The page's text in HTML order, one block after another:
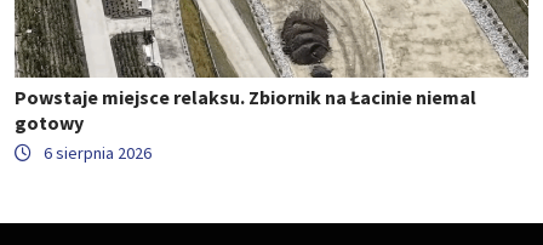
Powstaje miejsce relaksu. Zbiornik na Łacinie niemal
gotowy
6 sierpnia 2026